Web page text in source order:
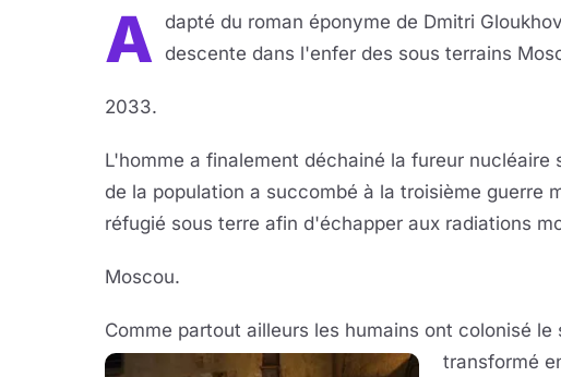
A dapté du roman éponyme de Dmitri
descente dans l'enfer des sous terrains
2033.
L'homme a finalement déchainé la fureur nucléaire
de la population a succombé à la troisième guerre
réfugié sous terre afin d'échapper aux radiations
Moscou.
Comme partout ailleurs les humains ont colonisé
transformé